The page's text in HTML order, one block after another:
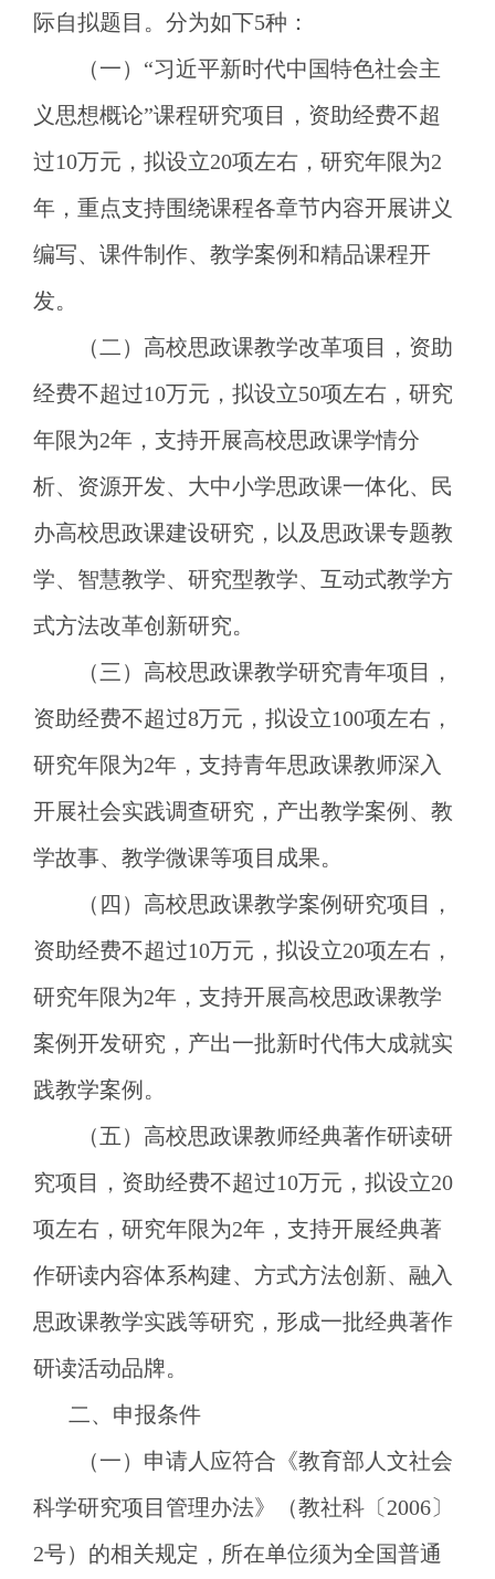
际自拟题目。分为如下5种：
（一） “习近平新时代中国特色社会主
义思想概论”课程研究项目，资助经费不超
过10万元，拟设立20项左右，研究年限为2
年，重点支持围绕课程各章节内容开展讲义
编写、课件制作、教学案例和精品课程开
发。
（二）高校思政课教学改革项目，资助
经费不超过10万元，拟设立50项左右，研究
年限为2年，支持开展高校思政课学情分
析、资源开发、大中小学思政课一体化、民
办高校思政课建设研究，以及思政课专题教
学、智慧教学、研究型教学、互动式教学方
式方法改革创新研究。
（三）高校思政课教学研究青年项目，
资助经费不超过8万元，拟设立100项左右，
研究年限为2年，支持青年思政课教师深入
开展社会实践调查研究，产出教学案例、教
学故事、教学微课等项目成果。
（四）高校思政课教学案例研究项目，
资助经费不超过10万元，拟设立20项左右，
研究年限为2年，支持开展高校思政课教学
案例开发研究，产出一批新时代伟大成就实
践教学案例。
（五）高校思政课教师经典著作研读研
究项目，资助经费不超过10万元，拟设立20
项左右，研究年限为2年，支持开展经典著
作研读内容体系构建、方式方法创新、融入
思政课教学实践等研究，形成一批经典著作
研读活动品牌。
二、申报条件
（一）申请人应符合《教育部人文社会
科学研究项目管理办法》（教社科〔 2006〕
2号）的相关规定，所在单位须为全国普通